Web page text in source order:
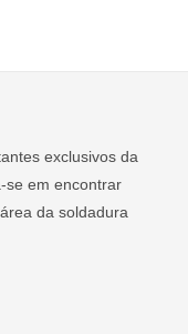
exclusivos da
se em encontrar
da soldadura